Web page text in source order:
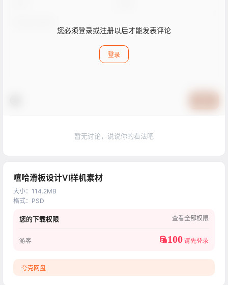
您必须登录或注册以后才能发表评论
登录
暂无讨论，说说你的看法吧
嘻哈滑板设计VI样机素材
大小： 114.2MB
格式： PSD
您的下载权限 查看全部权限
游客 100 请先登录
夸克网盘